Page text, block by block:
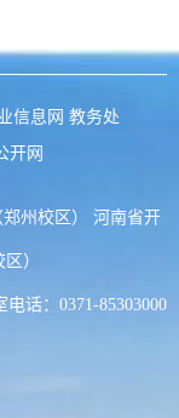
信息网 教务处
开网
州校区） 河南省开
）
话：0371-85303000